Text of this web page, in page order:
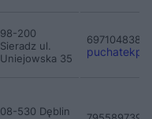
98-200
Sieradz ul.
Uniejowska 35
697104838
08-530 Dęblin